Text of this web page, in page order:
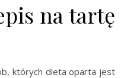
na tartę
których dieta oparta jest